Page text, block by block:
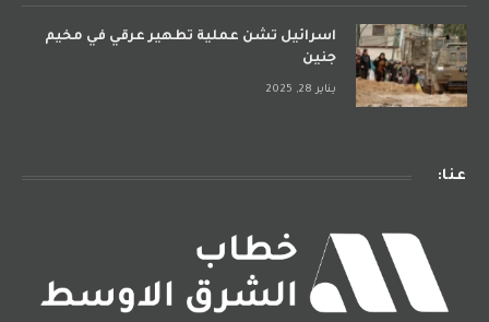
اسرائيل تشن عملية تطهير عرقي في مخيم
جنين
يناير 28, 2025
عنا: